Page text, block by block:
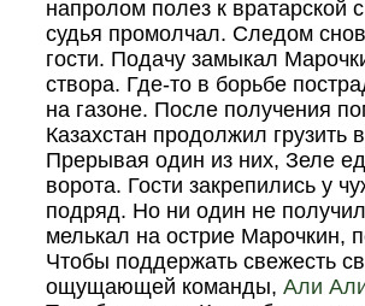
напролом полез к вратарской
судья промолчал. Следом
гости. Подачу замыкал
створа. Где-то в борьбе
на газоне. После получения
Казахстан продолжил грузить
Прерывая один из них, Зеле
ворота. Гости закрепились у
подряд. Но ни один не
мелькал на острие Марочкин,
Чтобы поддержать свежесть
ощущающей команды,Али